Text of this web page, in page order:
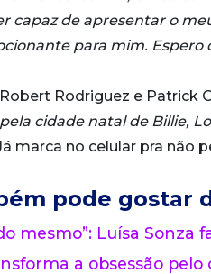
capaz de apresentar o
para mim. Espero
Rodriguez e Patrick
cidade natal de Billie,
marca no celular pra não
pode gostar
mesmo”: Luísa
a obsessão